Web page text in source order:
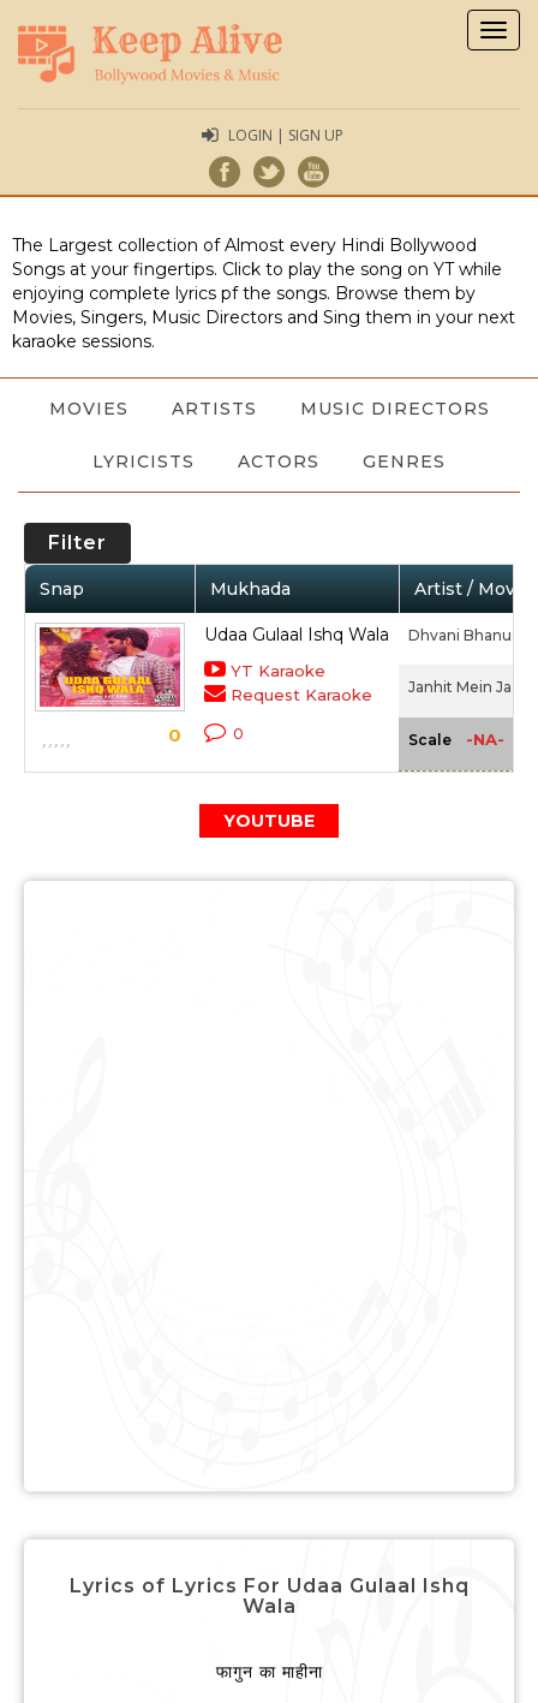
LOGIN | SIGN UP
The Largest collection of Almost every Hindi Bollywood
Songs at your fingertips. Click to play the song on YT while
enjoying complete lyrics pf the songs. Browse them by
Movies, Singers, Music Directors and Sing them in your next
karaoke sessions.
MOVIES ARTISTS MUSIC DIRECTORS
LYRICISTS ACTORS GENRES
Filter
Snap Mukhada Artist / Movie
0
Udaa Gulaal Ishq Wala
YT Karaoke
Request Karaoke
0
Dhvani
Janhit Mein Jaari
Scale -NA-
YOUTUBE
Lyrics of Lyrics For Udaa Gulaal Ishq
Wala
फागुन का माहीना